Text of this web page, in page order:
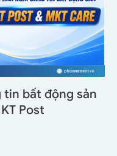
tin bất động sản
Post